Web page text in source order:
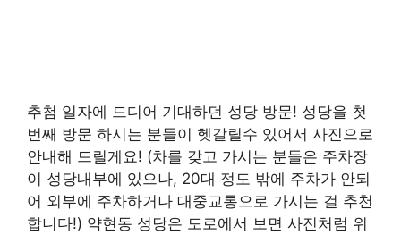
추첨 일자에 드디어 기대하던 성당 방문! 성당을 첫
번째 방문 하시는 분들이 헷갈릴수 있어서 사진으로
안내해 드릴게요! (차를 갖고 가시는 분들은 주차장
이 성당내부에 있으나, 20대 정도 밖에 주차가 안되
어 외부에 주차하거나 대중교통으로 가시는 걸 추천
합니다!) 약현동 성당은 도로에서 보면 사진처럼 위